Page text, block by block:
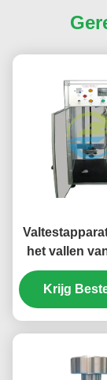
het vallen
voor de
de
Krijg